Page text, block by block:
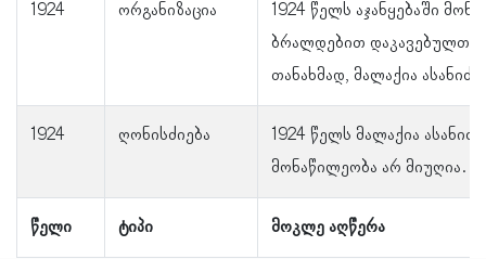
წელი ტიპი მოკლე აღწერა
1924 ორგანიზაცია
1924 წელს აჯანყებაში
ბრალდებით დაკავებულთა
თანახმად, მალაქია
1924 ღონისძიება
1924 წელს მალაქია
მონაწილეობა არ მიუღია.